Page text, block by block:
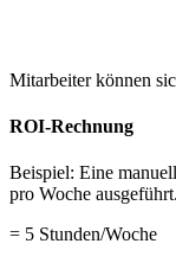
Mitarbeiter können
ROI-Rechnung
Beispiel: Eine
pro Woche ausgeführt.
= 5 Stunden/Woche